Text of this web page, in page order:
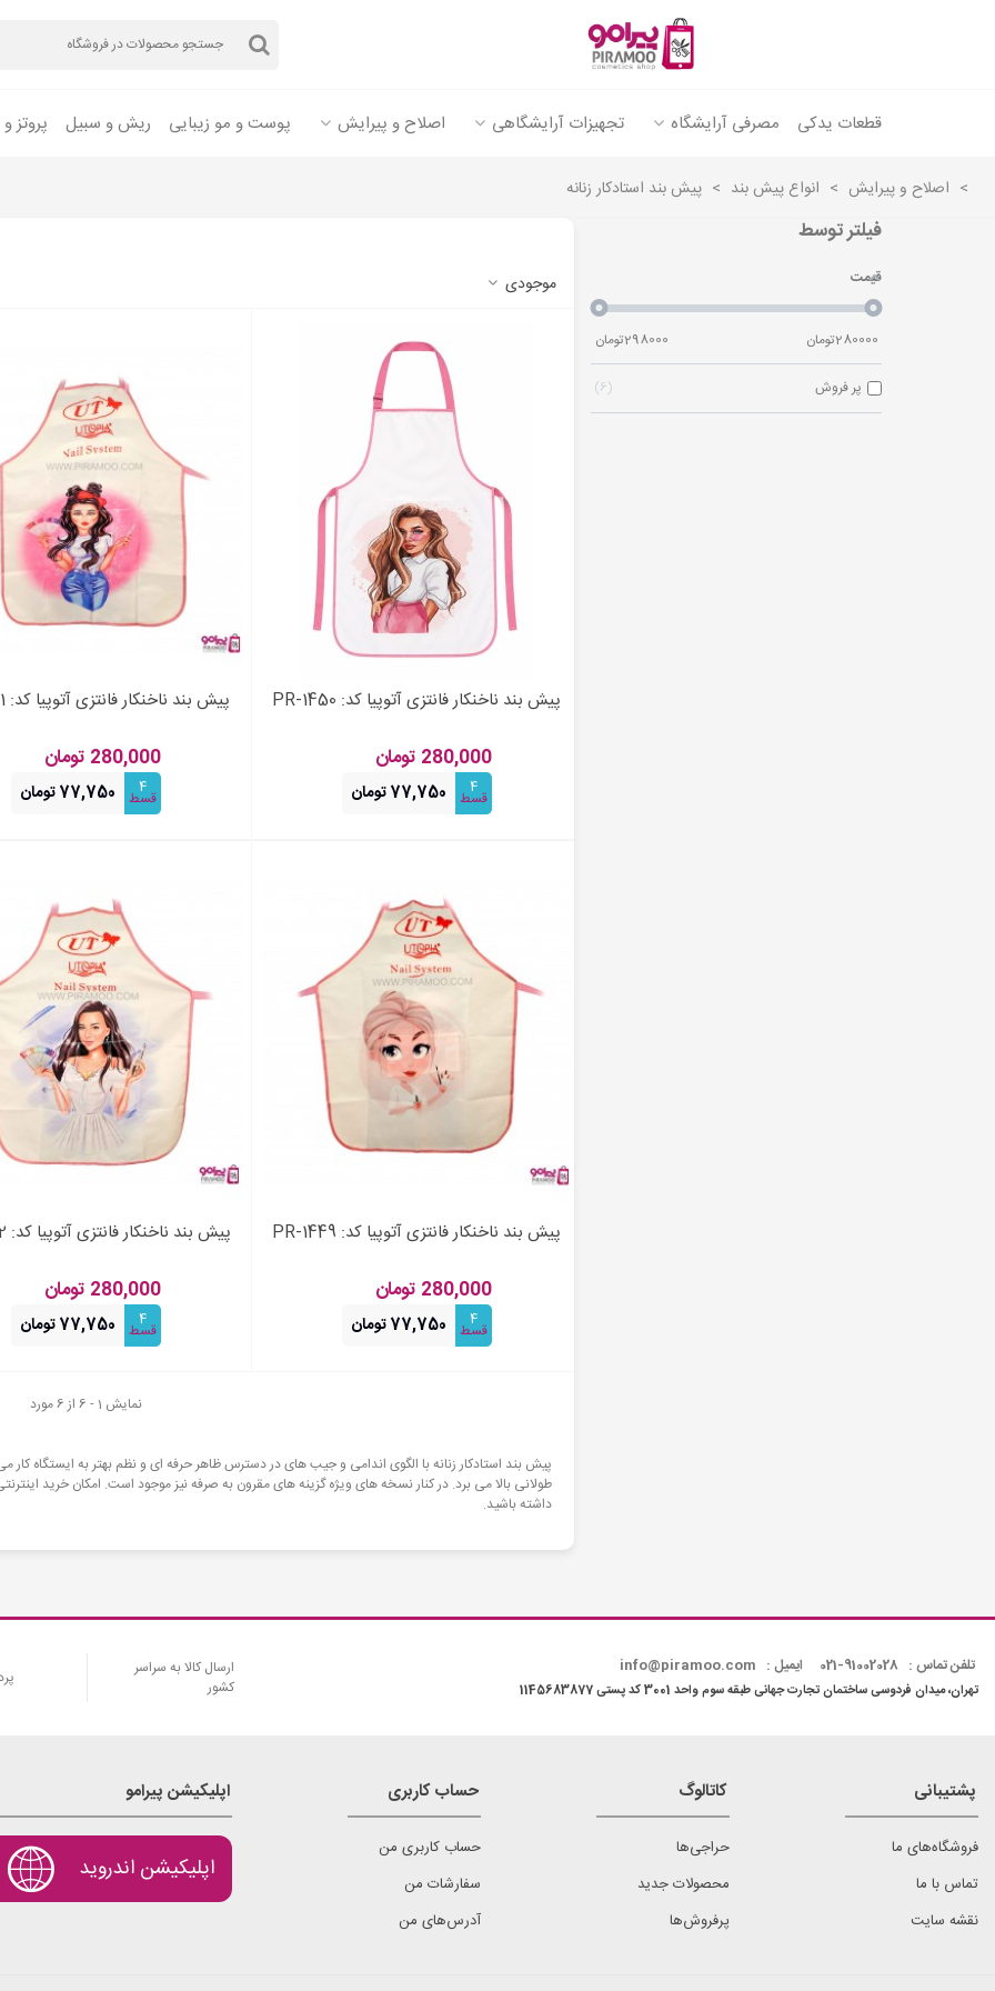
قطعات یدکی مصرفی آرایشگاه تجهیزات آرایشگاهی اصلاح و پیرایش پوست و مو زیبایی ریش و سبیل پروتز
> اصلاح و پیرایش > انواع پیش بند > پیش بند استادکار زنانه
فیلتر توسط
قیمت
280000تومان 298000تومان
پر فروش 6
موجودی
افزودن به سبد خرید
پیش بند ناخنکار فانتزی آتوپیا کد: PR-1450
280,000 تومان
4
قسط 77,750 تومان
افزودن به سبد خرید
پیش بند ناخنکار فانتزی آتوپیا کد: PR-1451
280,000 تومان
4
قسط 77,750 تومان
افزودن به سبد خرید
پیش بند ناخنکار فانتزی آتوپیا کد: PR-1449
280,000 تومان
4
قسط 77,750 تومان
افزودن به سبد خرید
پیش بند ناخنکار فانتزی آتوپیا کد: PR-1452
280,000 تومان
4
قسط 77,750 تومان
نمایش 1 - 6 از 6 مورد
پیش بند استادکار زنانه با الگوی اندامی و جیب های در دسترس ظاهر حرفه ای و نظم بهتر به ایستگاه
طولانی بالا می برد. در کنار نسخه های ویژه گزینه های مقرون به صرفه نیز موجود است. امکان خرید
داشته باشید.
تلفن تماس : 91002028-021 ایمیل : info@piramoo.com
تهران، میدان فردوسی ساختمان تجارت جهانی طبقه سوم واحد 3001 کد پستی 1145683877
ارسال کالا به سراسر
کشور
پشتیبانی
فروشگاه‌های ما
تماس با ما
نقشه سایت
کاتالوگ
حراجی‌ها
محصولات جدید
پرفروش‌ها
حساب کاربری
حساب کاربری من
سفارشات من
آدرس‌های من
اپلیکیشن پیرامو
اپلیکیشن اندروید